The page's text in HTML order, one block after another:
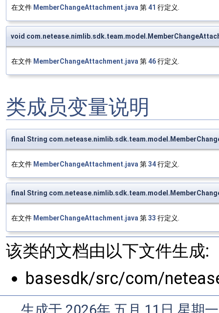
在文件 MemberChangeAttachment.java第 41 行定义.
void
在文件 MemberChangeAttachment.java第 46行定义.
类成员变量说明
final String
在文件 MemberChangeAttachment.java 第34行定义.
final String
在文件 MemberChangeAttachment.java 第33 行定义.
该类的文档由以下文件生成:
basesdk/src/com/
生成于 2026年 五月 11日 星期